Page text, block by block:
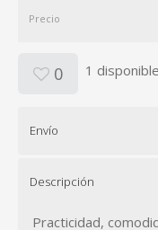
Precio
0 1 disponible
Envío
Descripción
Practicidad,